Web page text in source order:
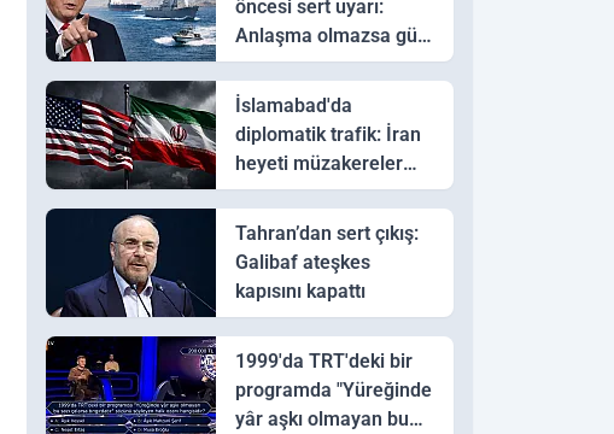
öncesi sert uyarı:
Anlaşma olmazsa güç
kullanırız
İslamabad'da
diplomatik trafik: İran
heyeti müzakereler
için Pakistan'a ulaştı
Tahran’dan sert çıkış:
Galibaf ateşkes
kapısını kapattı
1999'da TRT'deki bir
programda "Yüreğinde
yâr aşkı olmayan bu